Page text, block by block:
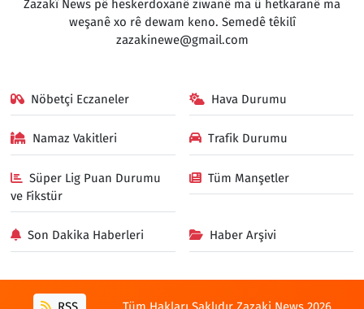
Zazakî News pê heskerdoxanê ziwanê ma û hetkaranê ma
weşanê xo rê dewam keno. Semedê têkilî
zazakinewe@gmail.com
Nöbetçi Eczaneler Hava Durumu
Namaz Vakitleri Trafik Durumu
Süper Lig Puan Durumu
ve Fikstür
Tüm Manşetler
Son Dakika Haberleri Haber Arşivi